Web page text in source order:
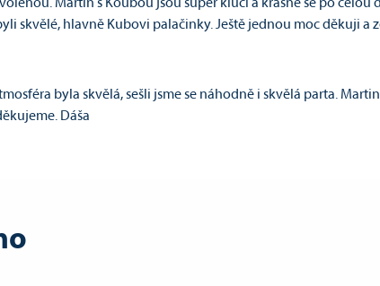
Martin s Koubou jsou super kluci a krásně se po celou
skvělé, hlavně Kubovi palačinky. Ještě jednou moc děkuji a
byla skvělá, sešli jsme se náhodně i skvělá parta.
Dáša